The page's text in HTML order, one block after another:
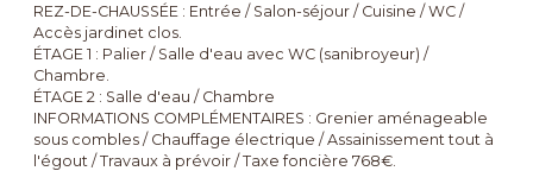
REZ-DE-CHAUSSÉE : Entrée / Salon-séjour / Cuisine / WC /
Accès jardinet clos.
ÉTAGE 1 : Palier / Salle d'eau avec WC (sanibroyeur) /
Chambre.
ÉTAGE 2 : Salle d'eau / Chambre
INFORMATIONS COMPLÉMENTAIRES : Grenier aménageable
sous combles / Chauffage électrique / Assainissement tout à
l'égout / Travaux à prévoir / Taxe foncière 768€.